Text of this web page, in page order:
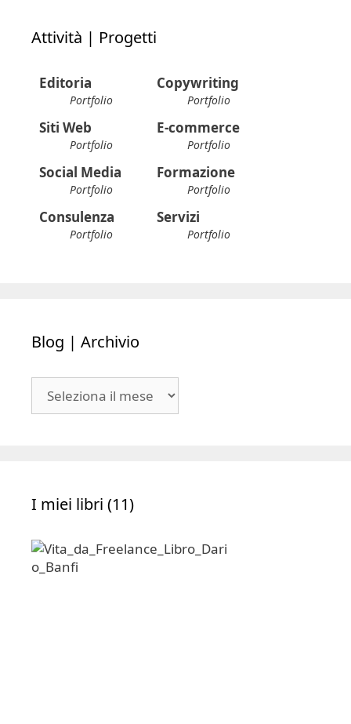
Attività | Progetti
Editoria
Portfolio
Copywriting
Portfolio
Siti Web
Portfolio
E-commerce
Portfolio
Social Media
Portfolio
Formazione
Portfolio
Consulenza
Portfolio
Servizi
Portfolio
Blog | Archivio
I miei libri (11)